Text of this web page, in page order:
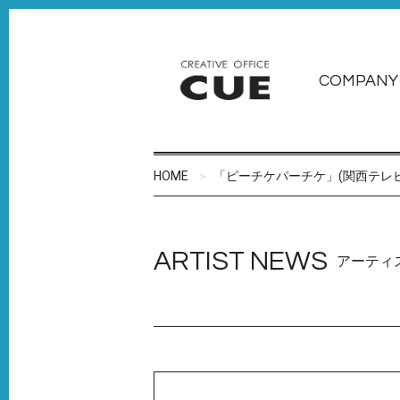
COMPANY
HOME 「ピーチケパーチケ」(関西テレ
ARTIST NEWS アーティ